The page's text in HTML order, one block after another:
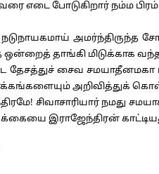
எடை போடுகிறார் நம்ம
அமர்ந்திருந்த
தாங்கி மிடுக்காக
தேசத்துச் சைவ
அறிவித்துக்
சிவாசாரியார் நமது
இராஜேந்திரன்